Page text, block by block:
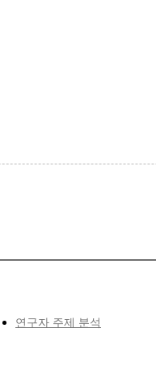
연구자 주제 분석